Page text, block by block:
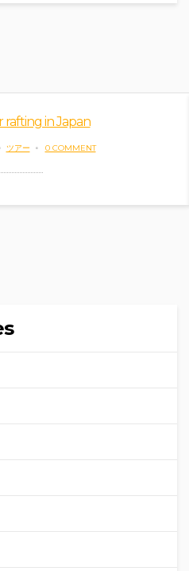
in Japan
ツアー 0 COMMENT